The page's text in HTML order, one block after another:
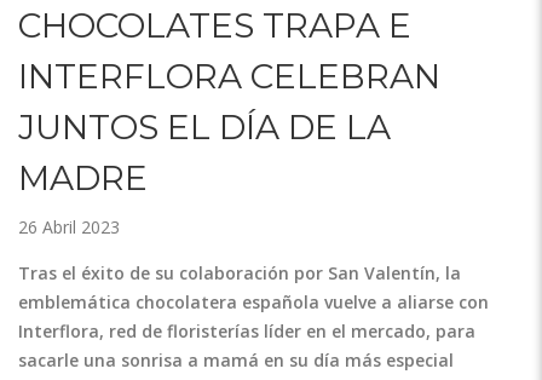
CHOCOLATES TRAPA E
INTERFLORA CELEBRAN
JUNTOS EL DÍA DE LA
MADRE
26 Abril 2023
Tras el éxito de su colaboración por San Valentín, la
emblemática chocolatera española vuelve a aliarse con
Interflora, red de floristerías líder en el mercado, para
sacarle una sonrisa a mamá en su día más especial